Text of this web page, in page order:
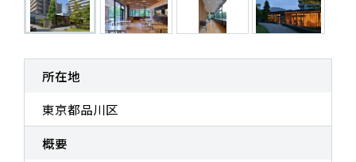
TOP
実績紹介
所在地
東京都品川区
概要